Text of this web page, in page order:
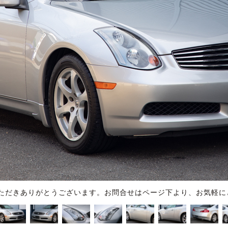
だきありがとうございます。お問合せはページ下より、お気軽